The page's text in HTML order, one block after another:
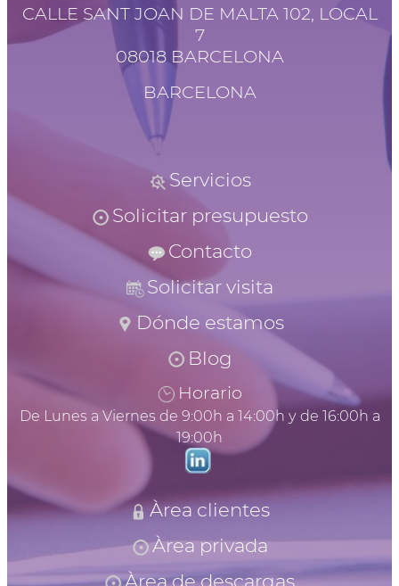
CALLE SANT JOAN DE MALTA 102, LOCAL
7
08018 BARCELONA
BARCELONA
Servicios
Solicitar presupuesto
Contacto
Solicitar visita
Dónde estamos
Blog
Horario
De Lunes a Viernes de 9:00h a 14:00h y de 16:00h a
19:00h
Àrea clientes
Àrea privada
Àrea de descargas